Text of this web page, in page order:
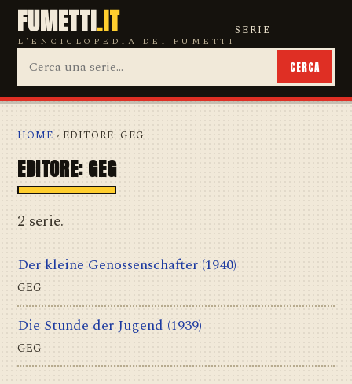
FUMETTI.IT
L'ENCICLOPEDIA DEI FUMETTI
SERIE
CERCA
HOME › EDITORE: GEG
EDITORE: GEG
2 serie.
Der kleine Genossenschafter (1940)
GEG
Die Stunde der Jugend (1939)
GEG